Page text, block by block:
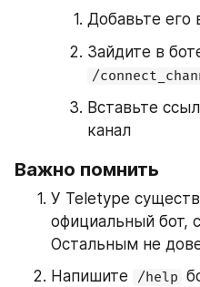
Добавьте его
/
Вставьте
канал
Важно помнить
У Teletype
официальный бот,
Остальным не
Напишите
/help